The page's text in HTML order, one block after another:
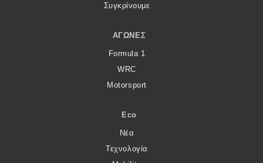
Συγκρίνουμε
ΑΓΏΝΕΣ
Formula 1
WRC
Motorsport
Eco
Νέα
Τεχνολογία